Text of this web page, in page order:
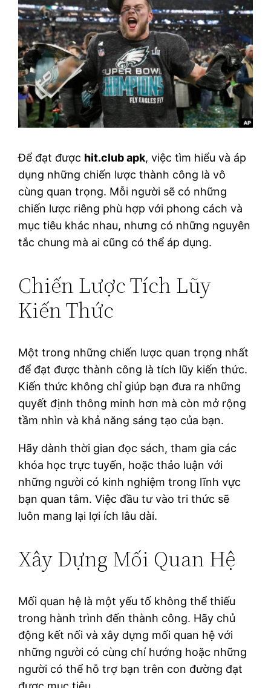
Để đạt được hit.club apk, việc tìm hiểu và áp
dụng những chiến lược thành công là vô
cùng quan trọng. Mỗi người sẽ có những
chiến lược riêng phù hợp với phong cách và
mục tiêu khác nhau, nhưng có những nguyên
tắc chung mà ai cũng có thể áp dụng.
Chiến Lược Tích Lũy
Kiến Thức
Một trong những chiến lược quan trọng nhất
để đạt được thành công là tích lũy kiến thức.
Kiến thức không chỉ giúp bạn đưa ra những
quyết định thông minh hơn mà còn mở rộng
tầm nhìn và khả năng sáng tạo của bạn.
Hãy dành thời gian đọc sách, tham gia các
khóa học trực tuyến, hoặc thảo luận với
những người có kinh nghiệm trong lĩnh vực
bạn quan tâm. Việc đầu tư vào tri thức sẽ
luôn mang lại lợi ích lâu dài.
Xây Dựng Mối Quan Hệ
Mối quan hệ là một yếu tố không thể thiếu
trong hành trình đến thành công. Hãy chủ
động kết nối và xây dựng mối quan hệ với
những người có cùng chí hướng hoặc những
người có thể hỗ trợ bạn trên con đường đạt